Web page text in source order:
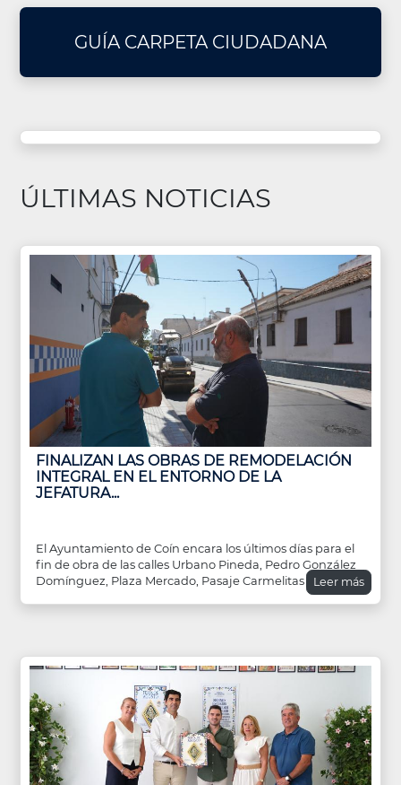
GUÍA CARPETA CIUDADANA
ÚLTIMAS NOTICIAS
FINALIZAN LAS OBRAS DE REMODELACIÓN
INTEGRAL EN EL ENTORNO DE LA
JEFATURA...
El Ayuntamiento de Coín encara los últimos días para el
fin de obra de las calles Urbano Pineda, Pedro González
Domínguez, Plaza Mercado, Pasaje Carmelitas
Leer más